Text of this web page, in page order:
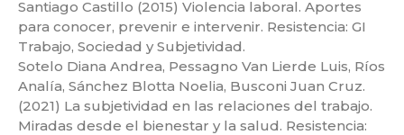
Santiago Castillo (2015) Violencia laboral. Aportes
para conocer, prevenir e intervenir. Resistencia: GI
Trabajo, Sociedad y Subjetividad.
Sotelo Diana Andrea, Pessagno Van Lierde Luis, Ríos
Analía, Sánchez Blotta Noelia, Busconi Juan Cruz.
(2021) La subjetividad en las relaciones del trabajo.
Miradas desde el bienestar y la salud. Resistencia: